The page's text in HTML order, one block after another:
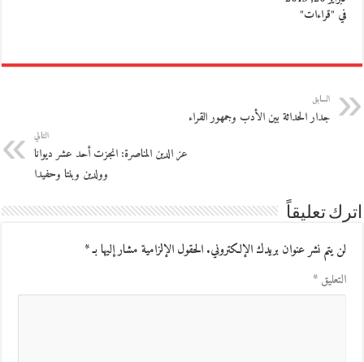
في "قراءات"
السابق
جدار الحداثة بين الأدب وجمهور القراء
التالي
عز الدين المناصرة: انجزت أحد عشر ديوانا
وولدين وبنتا وحفيدا
اترك تعليقاً
لن يتم نشر عنوان بريدك الإلكتروني.الحقول الإلزامية مشار إليها بـ*
التعليق*